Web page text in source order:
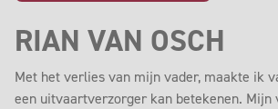
RIAN VAN OSCH
Met het verlies van mijn vader, maakte ik
een uitvaartverzorger kan betekenen. Mijn